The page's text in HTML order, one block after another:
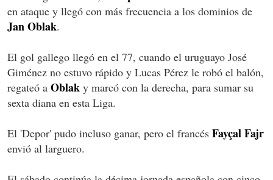
en ataque y llegó con más frecuencia a los dominios de
Jan Oblak.
El gol gallego llegó en el 77, cuando el uruguayo José
Giménez no estuvo rápido y Lucas Pérez le robó el balón,
regateó a Oblak y marcó con la derecha, para sumar su
sexta diana en esta Liga.
El 'Depor' pudo incluso ganar, pero el francés Fayçal Fajr
envió al larguero.